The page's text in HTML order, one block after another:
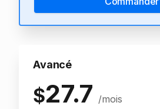
Avancé
$27.7 /mois